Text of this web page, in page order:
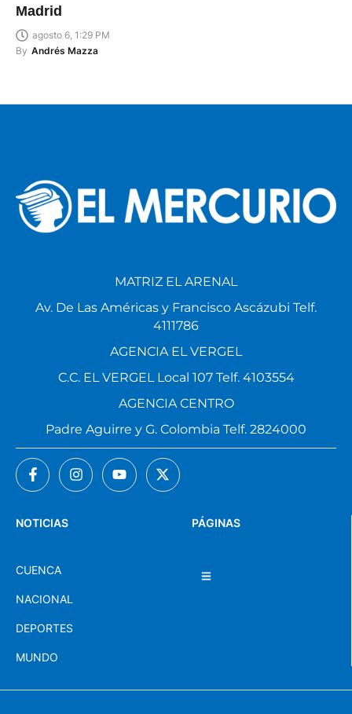
Madrid
agosto 6, 1:29 PM
By Andrés Mazza
PÁGINAS
NOTICIAS
CUENCA
NACIONAL
DEPORTES
MUNDO
MATRIZ EL ARENAL
Av. De Las Américas y Francisco Ascázubi Telf.
4111786
AGENCIA EL VERGEL
C.C. EL VERGEL Local 107 Telf. 4103554
AGENCIA CENTRO
Padre Aguirre y G. Colombia Telf. 2824000